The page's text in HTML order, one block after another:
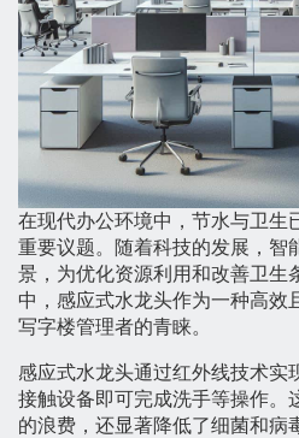
在现代办公环境中，节水与卫生
重要议题。随着科技的发展，智
景，为优化资源利用和改善卫生
中，感应式水龙头作为一种高效
写字楼管理者的青睐。
感应式水龙头通过红外线技术实
接触设备即可完成洗手等操作。
的浪费，还显著降低了细菌和病